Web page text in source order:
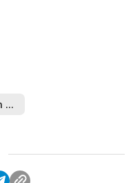
Hari Kesehatan Mental Dunia